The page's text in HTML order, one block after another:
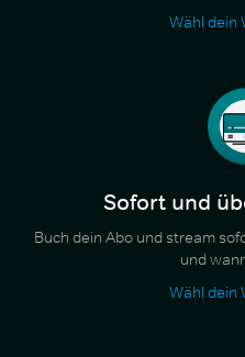
Wähl dein
Sofort und
Buch dein Abo und stream
und
Wähl dein